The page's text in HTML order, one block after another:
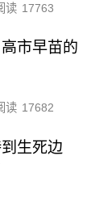
读 17763
市早苗的
读 17682
生死边